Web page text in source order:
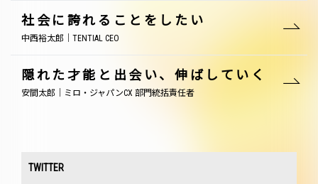
社会に誇れることをしたい
中西裕太郎｜TENTIAL CEO
隠れた才能と出会い、伸ばしていく
安間太郎｜ミロ・ジャパンCX 部門統括責任者
TWITTER